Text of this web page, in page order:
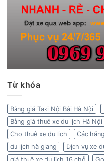
Từ khóa
Bảng giá Taxi Nội Bài Hà Nội
Bảng giá thuê xe du lịch Hà Nội
Cho thuê xe du lịch
Các
du lịch hà giang
Dịch vụ xe
giá thuê xe du lịch 16 chỗ